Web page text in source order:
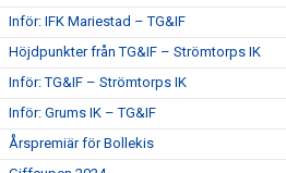
Inför: IFK Mariestad – TG&IF
Höjdpunkter från TG&IF – Strömtorps IK
Inför: TG&IF – Strömtorps IK
Inför: Grums IK – TG&IF
Årspremiär för Bollekis